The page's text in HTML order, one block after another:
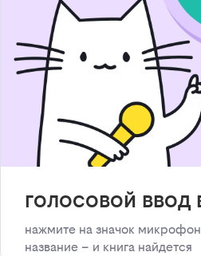
голосовой ввод
нажмите на значок
название – и книга найдется